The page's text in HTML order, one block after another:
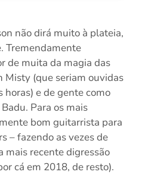
não dirá muito à plateia,
Tremendamente
de muita da magia das
Misty (que seriam ouvidas
horas) e de gente como
Para os mais
bom guitarrista para
– fazendo as vezes de
mais recente digressão
cá em 2018, de resto).